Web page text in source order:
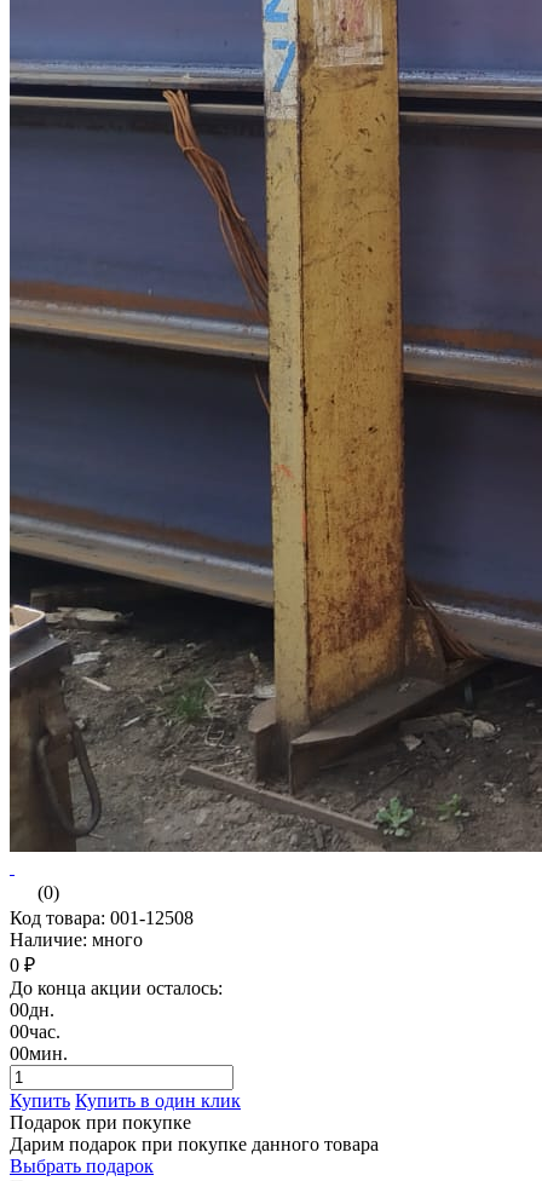
(0)
Код товара: 001-12508
Наличие: много
0 ₽
До конца акции осталось:
00дн.
00час.
00мин.
Купить Купить в один клик
Подарок при покупке
Дарим подарок при покупке данного товара
Выбрать подарок